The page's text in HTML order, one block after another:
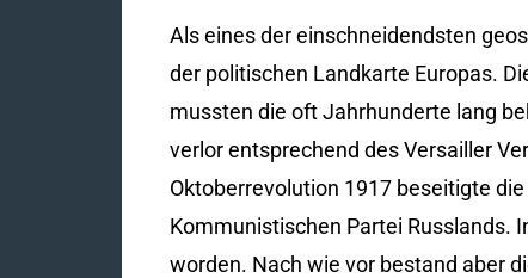
Als eines der einschneidendsten
der politischen Landkarte Europas.
mussten die oft Jahrhunderte lang
verlor entsprechend des Versailler
Oktoberrevolution 1917 beseitigte
Kommunistischen Partei Russlands.
worden. Nach wie vor bestand aber